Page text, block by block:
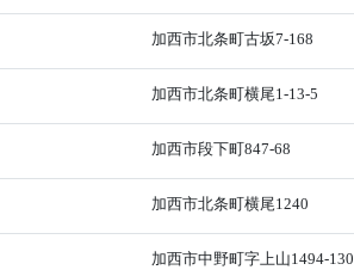
加西市北条町古坂7-168
加西市北条町横尾1-13-5
加西市段下町847-68
加西市北条町横尾1240
加西市中野町字上山1494-130